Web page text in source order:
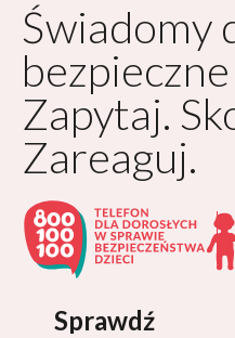
Świadomy
Zapytaj.
Zareaguj.
Sprawdź